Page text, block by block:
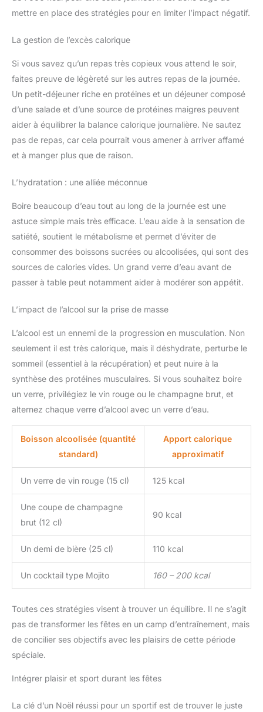
mettre en place des stratégies pour en limiter l’impact négatif.
La gestion de l’excès calorique
Si vous savez qu’un repas très copieux vous attend le soir,
faites preuve de légèreté sur les autres repas de la journée.
Un petit-déjeuner riche en protéines et un déjeuner composé
d’une salade et d’une source de protéines maigres peuvent
aider à équilibrer la balance calorique journalière. Ne sautez
pas de repas, car cela pourrait vous amener à arriver affamé
et à manger plus que de raison.
L’hydratation : une alliée méconnue
Boire beaucoup d’eau tout au long de la journée est une
astuce simple mais très efficace. L’eau aide à la sensation de
satiété, soutient le métabolisme et permet d’éviter de
consommer des boissons sucrées ou alcoolisées, qui sont des
sources de calories vides. Un grand verre d’eau avant de
passer à table peut notamment aider à modérer son appétit.
L’impact de l’alcool sur la prise de masse
L’alcool est un ennemi de la progression en musculation. Non
seulement il est très calorique, mais il déshydrate, perturbe le
sommeil (essentiel à la récupération) et peut nuire à la
synthèse des protéines musculaires. Si vous souhaitez boire
un verre, privilégiez le vin rouge ou le champagne brut, et
alternez chaque verre d’alcool avec un verre d’eau.
Boisson alcoolisée (quantité
standard)
Apport calorique
approximatif
Un verre de vin rouge (15 cl) 125 kcal
Une coupe de champagne
brut (12 cl)
90 kcal
Un demi de bière (25 cl) 110 kcal
Un cocktail type Mojito 160 – 200 kcal
Toutes ces stratégies visent à trouver un équilibre. Il ne s’agit
pas de transformer les fêtes en un camp d’entraînement, mais
de concilier ses objectifs avec les plaisirs de cette période
spéciale.
Intégrer plaisir et sport durant les fêtes
La clé d’un Noël réussi pour un sportif est de trouver le juste